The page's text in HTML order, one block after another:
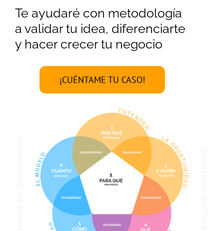
Te ayudaré con metodología
a validar tu idea, diferenciarte
y hacer crecer tu negocio
¡CUÉNTAME TU CASO!